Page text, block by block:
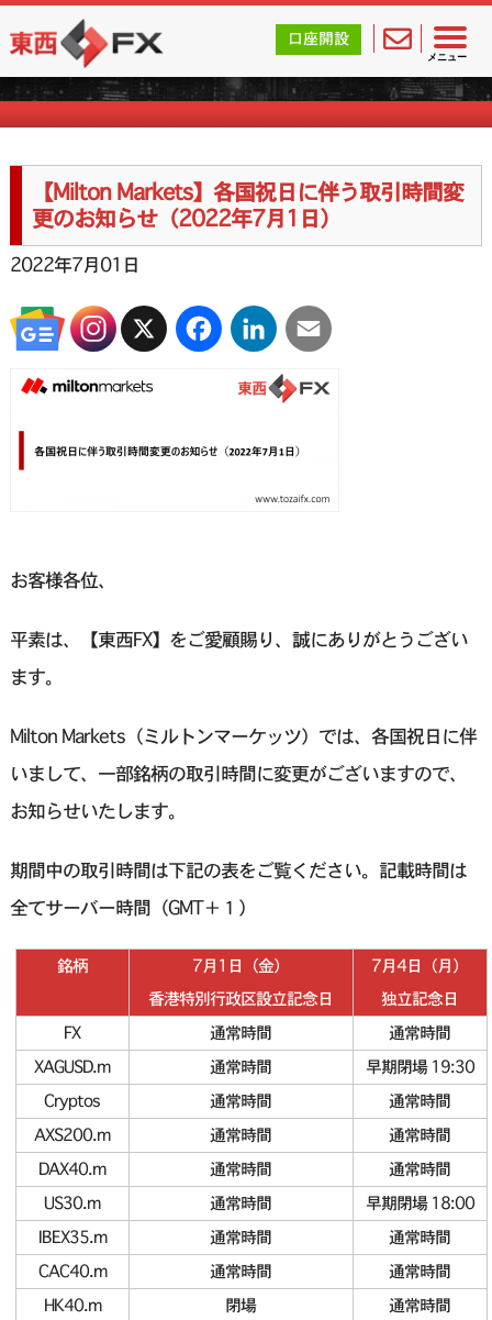
メニュー
東西FX｜海外FX会社（ブローカー）の無料口座開設サポ
口座開設
海外FXのお知らせ
【Milton Markets】各国祝日に伴う取引時間変
更のお知らせ（2022年7月1日）
2022年7月01日
X LinkedIn
お客様各位、
平素は、【東西FX】をご愛顧賜り、誠にありがとうござい
ます。
Milton Markets（ミルトンマーケッツ）では、各国祝日に伴
いまして、一部銘柄の取引時間に変更がございますので、
お知らせいたします。
期間中の取引時間は下記の表をご覧ください。記載時間は
全てサーバー時間（GMT＋１）
銘柄
7月1日（金）
香港特別行政区設立記念日
7月4日（月）
独立記念日
FX
通常時間
通常時間
XAGUSD.m
通常時間
早期閉場 19:30
Cryptos
通常時間
通常時間
AXS200.m
通常時間
通常時間
DAX40.m
通常時間
通常時間
US30.m
通常時間
早期閉場 18:00
IBEX35.m
通常時間
通常時間
CAC40.m
通常時間
通常時間
HK40.m
閉場
通常時間